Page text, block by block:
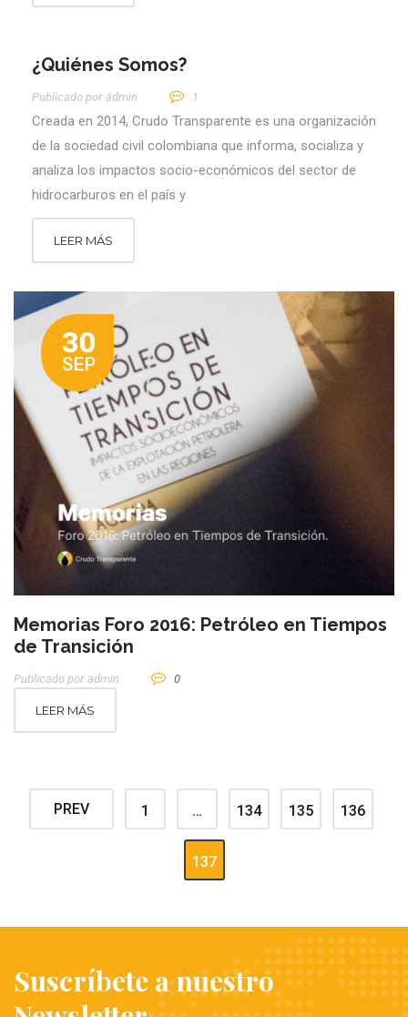
¿Quiénes Somos?
Publicado por Admin 1
Creada en 2014, Crudo Transparente es una organización
de la sociedad civil colombiana que informa, socializa y
analiza los impactos socio-económicos del sector de
hidrocarburos en el país y
LEER MÁS
30
SEP
Memorias Foro 2016: Petróleo en Tiempos
de Transición
Publicado por Admin 0
LEER MÁS
PREV 1 … 134 135 136
137
Suscríbete a nuestro